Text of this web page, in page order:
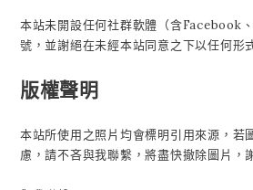
本站未開設任何社群軟體（含Facebook
號，並謝絕在未經本站同意之下以任何形
版權聲明
本站所使用之照片均會標明引用來源，若
慮，請不吝與我聯繫，將盡快撤除圖片，